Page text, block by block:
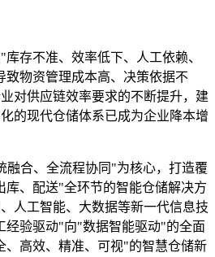
存不准、效率低下、人工依赖、
致物资管理成本高、决策依据不
对供应链效率要求的不断提升，建
的现代仓储体系已成为企业降本增
融合、全流程协同"为核心，打造覆
库、配送"全环节的智能仓储解决方
人工智能、大数据等新一代信息技
经验驱动"向"数据智能驱动"的全面
、高效、精准、可视"的智慧仓储新